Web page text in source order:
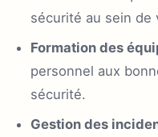
sécurité au sein de
Formation des
personnel aux
sécurité.
Gestion des